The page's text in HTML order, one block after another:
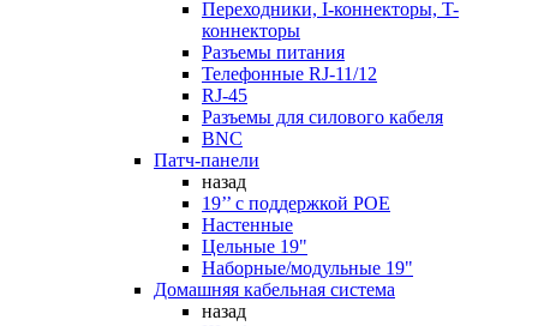
Переходники, I-коннекторы, T-
коннекторы
Разъемы питания
Телефонные RJ-11/12
RJ-45
Разъемы для силового кабеля
BNC
Патч-панели
назад
19’’ с поддержкой POE
Настенные
Цельные 19"
Наборные/модульные 19"
Домашняя кабельная система
назад